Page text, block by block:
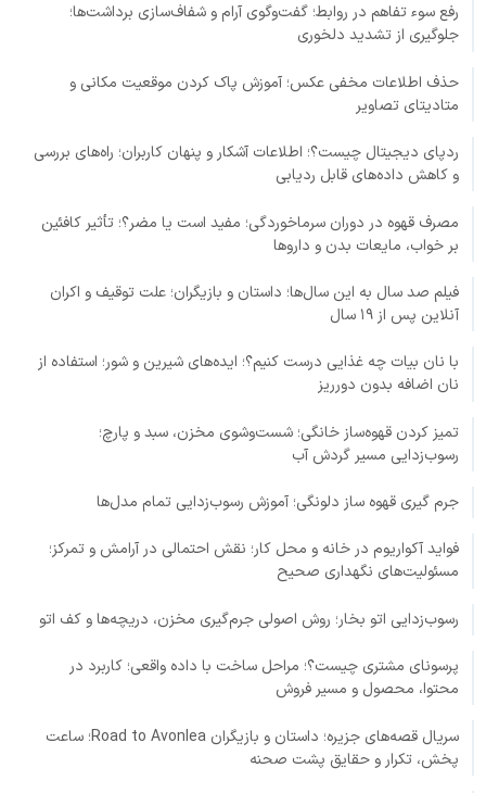
رفع سوء تفاهم در روابط؛ گفت‌وگوی آرام و شفاف‌سازی برداشت‌ها؛
جلوگیری از تشدید دلخوری
حذف اطلاعات مخفی عکس؛ آموزش پاک کردن موقعیت مکانی و
متادیتای تصاویر
ردپای دیجیتال چیست؟؛ اطلاعات آشکار و پنهان کاربران؛ راه‌های بررسی
و کاهش داده‌های قابل ردیابی
مصرف قهوه در دوران سرماخوردگی؛ مفید است یا مضر؟؛ تأثیر کافئین
بر خواب، مایعات بدن و داروها
فیلم صد سال به این سال‌ها؛ داستان و بازیگران؛ علت توقیف و اکران
آنلاین پس از ۱۹ سال
با نان بیات چه غذایی درست کنیم؟؛ ایده‌های شیرین و شور؛ استفاده از
نان اضافه بدون دورریز
تمیز کردن قهوه‌ساز خانگی؛ شست‌وشوی مخزن، سبد و پارچ؛
رسوب‌زدایی مسیر گردش آب
جرم گیری قهوه ساز دلونگی؛ آموزش رسوب‌زدایی تمام مدل‌ها
فواید آکواریوم در خانه و محل کار؛ نقش احتمالی در آرامش و تمرکز؛
مسئولیت‌های نگهداری صحیح
رسوب‌زدایی اتو بخار؛ روش اصولی جرم‌گیری مخزن، دریچه‌ها و کف اتو
پرسونای مشتری چیست؟؛ مراحل ساخت با داده واقعی؛ کاربرد در
محتوا، محصول و مسیر فروش
سریال قصه‌های جزیره؛ داستان و بازیگران Road to Avonlea؛ ساعت
پخش، تکرار و حقایق پشت صحنه